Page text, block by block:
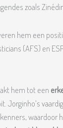
zoals
hem een
(AFS) en
hem tot een
Jorginho’s
waardoor